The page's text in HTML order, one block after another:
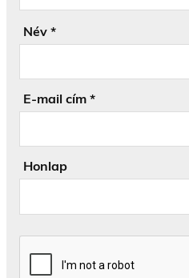
Név *
E-mail cím *
Honlap